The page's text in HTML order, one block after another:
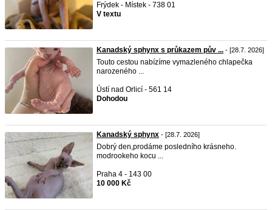
Frýdek - Místek - 738 01
V textu
Kanadský sphynx s průkazem pův ... - [28.7. 2026]
Touto cestou nabízíme vymazleného chlapečka
narozeného ...
Ústí nad Orlicí - 561 14
Dohodou
Kanadský sphynx - [28.7. 2026]
Dobrý den,prodáme posledního krásneho.
modrookeho kocu ...
Praha 4 - 143 00
10 000 Kč